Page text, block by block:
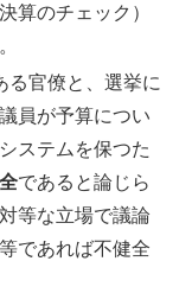
算のチェック）
る官僚と、選挙に
員が予算につい
ステムを保つた
であると論じら
等な立場で議論
であれば不健全